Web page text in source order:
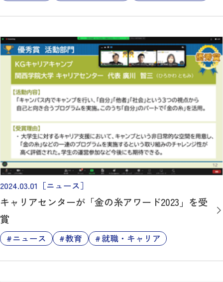
2024.03.01 ［ニュース］
キャリアセンターが「金の糸アワード2023」を受
賞
ニュース 教育 就職・キャリア